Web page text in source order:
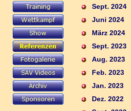
Sept. 2024
Juni 2024
März 2024
Sept. 2023
Aug. 2023
Feb. 2023
Jan. 2023
Dez. 2022